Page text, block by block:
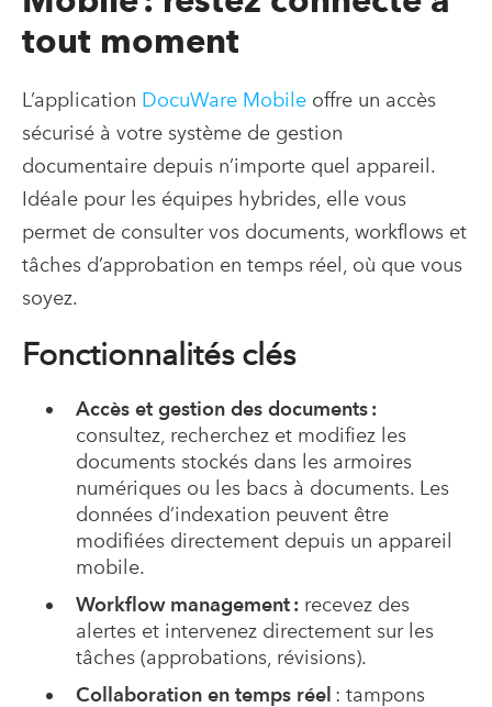
tout moment
L’application DocuWare Mobile offre un accès
sécurisé à votre système de gestion
documentaire depuis n’importe quel appareil.
Idéale pour les équipes hybrides, elle vous
permet de consulter vos documents, workflows et
tâches d’approbation en temps réel, où que vous
soyez.
Fonctionnalités clés
Accès et gestion des documents :
consultez, recherchez et modifiez les
documents stockés dans les armoires
numériques ou les bacs à documents. Les
données d’indexation peuvent être
modifiées directement depuis un appareil
mobile.
Workflow management : recevez des
alertes et intervenez directement sur les
tâches (approbations, révisions).
Collaboration en temps réel : tampons